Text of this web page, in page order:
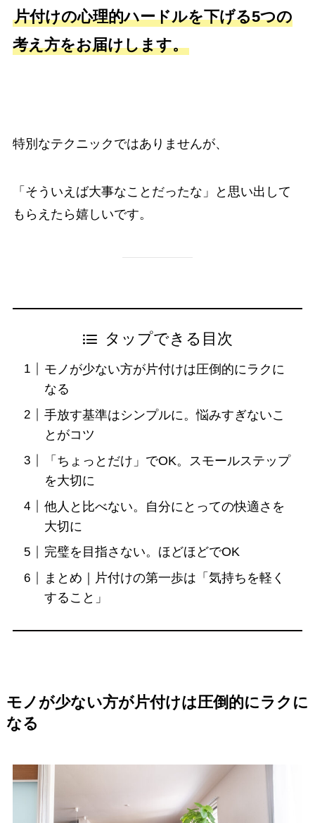
片付けの心理的ハードルを下げる5つの
考え方をお届けします。
特別なテクニックではありませんが、
「そういえば大事なことだったな」と思い出して
もらえたら嬉しいです。
タップできる目次
モノが少ない方が片付けは圧倒的にラクに
なる
手放す基準はシンプルに。悩みすぎないこ
とがコツ
「ちょっとだけ」でOK。スモールステップ
を大切に
他人と比べない。自分にとっての快適さを
大切に
完璧を目指さない。ほどほどでOK
まとめ｜片付けの第一歩は「気持ちを軽く
すること」
モノが少ない方が片付けは圧倒的にラクに
なる